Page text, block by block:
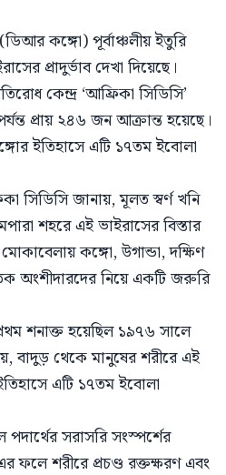
(ডিআর কঙ্গো) পূর্বাঞ্চলীয় ইতুরি
প্রাদুর্ভাব দেখা দিয়েছে।
কেন্দ্র ‘আফ্রিকা সিডিসি’
প্রায় ২৪৬ জন আক্রান্ত হয়েছে।
ইতিহাসে এটি ১৭তম ইবোলা
সিডিসি জানায়, মূলত স্বর্ণ খনি
শহরে এই ভাইরাসের বিস্তার
মোকাবেলায় কঙ্গো, উগান্ডা, দক্ষিণ
অংশীদারদের নিয়ে একটি জরুরি
শনাক্ত হয়েছিল ১৯৭৬ সালে
বাদুড় থেকে মানুষের শরীরে এই
এটি ১৭তম ইবোলা
সরাসরি সংস্পর্শের
ফলে শরীরে প্রচণ্ড রক্তক্ষরণ এবং